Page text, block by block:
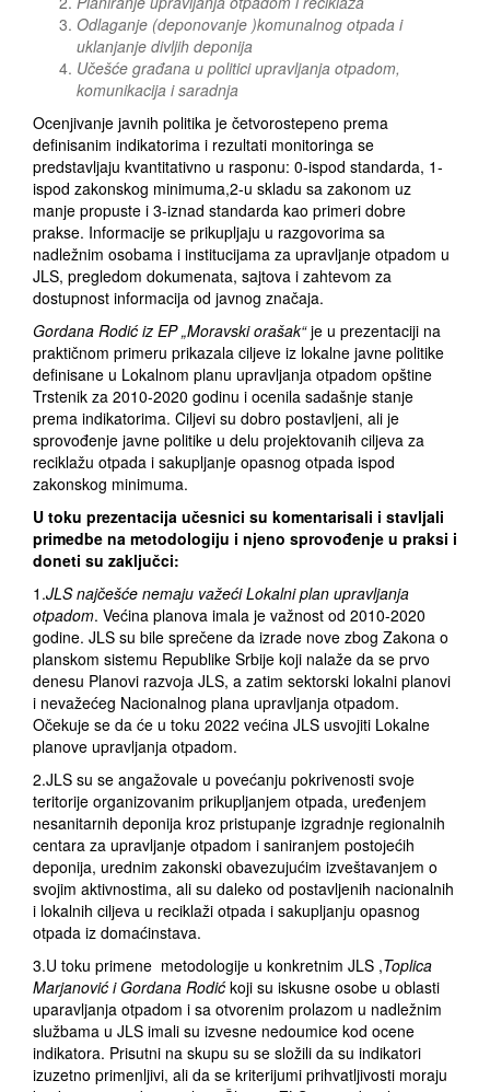
Odlaganje (deponovanje )komunalnog otpada i
uklanjanje divljih deponija
Učešće građana u politici upravljanja otpadom,
komunikacija i saradnja
Ocenjivanje javnih politika je četvorostepeno prema
definisanim indikatorima i rezultati monitoringa se
predstavljaju kvantitativno u rasponu: 0-ispod standarda, 1-
ispod zakonskog minimuma,2-u skladu sa zakonom uz
manje propuste i 3-iznad standarda kao primeri dobre
prakse. Informacije se prikupljaju u razgovorima sa
nadležnim osobama i institucijama za upravljanje otpadom u
JLS, pregledom dokumenata, sajtova i zahtevom za
dostupnost informacija od javnog značaja.
Gordana Rodić iz EP „Moravski orašak“je u prezentaciji na
praktičnom primeru prikazala ciljeve iz lokalne javne politike
definisane u Lokalnom planu upravljanja otpadom opštine
Trstenik za 2010-2020 godinu i ocenila sadašnje stanje
prema indikatorima. Ciljevi su dobro postavljeni, ali je
sprovođenje javne politike u delu projektovanih ciljeva za
reciklažu otpada i sakupljanje opasnog otpada ispod
zakonskog minimuma.
U toku prezentacija učesnici su komentarisali i stavljali
primedbe na metodologiju i njeno sprovođenje u praksi i
doneti su zaključci:
1.JLS najčešće nemaju važeći Lokalni plan upravljanja
otpadom. Većina planova imala je važnost od 2010-2020
godine. JLS su bile sprečene da izrade nove zbog Zakona o
planskom sistemu Republike Srbije koji nalaže da se prvo
denesu Planovi razvoja JLS, a zatim sektorski lokalni planovi
i nevažećeg Nacionalnog plana upravljanja otpadom.
Očekuje se da će u toku 2022 većina JLS usvojiti Lokalne
planove upravljanja otpadom.
2.JLS su se angažovale u povećanju pokrivenosti svoje
teritorije organizovanim prikupljanjem otpada, uređenjem
nesanitarnih deponija kroz pristupanje izgradnje regionalnih
centara za upravljanje otpadom i saniranjem postojećih
deponija, urednim zakonski obavezujućim izveštavanjem o
svojim aktivnostima, ali su daleko od postavljenih nacionalnih
i lokalnih ciljeva u reciklaži otpada i sakupljanju opasnog
otpada iz domaćinstava.
3.U toku primene metodologije u konkretnim JLS ,Toplica
Marjanović i Gordana Rodić koji su iskusne osobe u oblasti
uparavljanja otpadom i sa otvorenim prolazom u nadležnim
službama u JLS imali su izvesne nedoumice kod ocene
indikatora. Prisutni na skupu su se složili da su indikatori
izuzetno primenljivi, ali da se kriterijumi prihvatljivosti moraju